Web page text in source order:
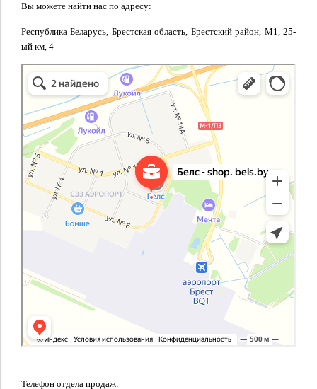
Вы можете найти нас по адресу:
Республика Беларусь, Брестская область, Брестский район, М1, 25-
ый км, 4
Телефон отдела продаж: